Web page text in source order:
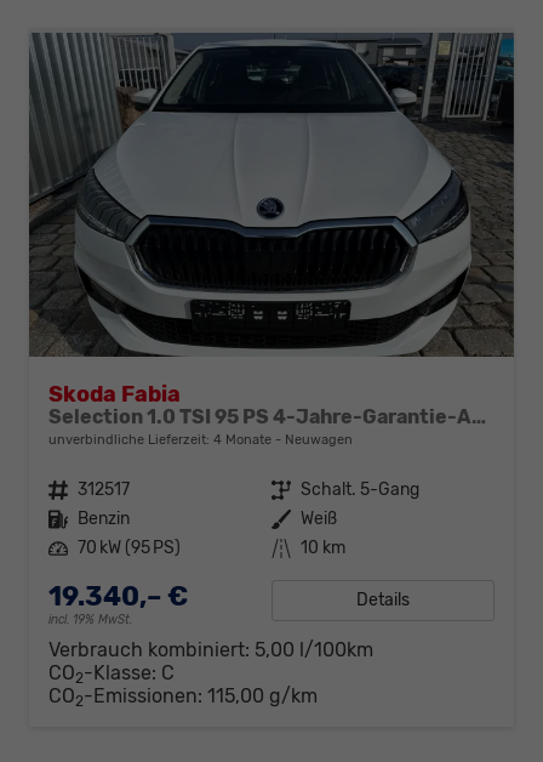
Skoda Fabia
Selection 1.0 TSI 95 PS 4-Jahre-Garantie-AppleCarPlay-AndroidAuto-LED-PDC-Sitzheizung-DAB-Klima
unverbindliche Lieferzeit: 4 Monate Neuwagen
Fahrzeugnr. 312517 Getriebe Schalt. 5-Gang
Kraftstoff Benzin Außenfarbe Weiß
Leistung 70 kW (95 PS) Kilometerstand 10 km
19.340,– €
incl. 19% MwSt.
Details
Verbrauch kombiniert: 5,00 l/100km
CO2-Klasse: C
CO2-Emissionen: 115,00 g/km